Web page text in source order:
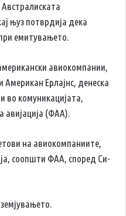
њуз потврдија дека
емитувањето.
авиокомпании,
Американ Ерлајнс, денеска
во комуникацијата,
авијација (ФАА).
на авиокомпаниите,
соопшти ФАА, според Си-